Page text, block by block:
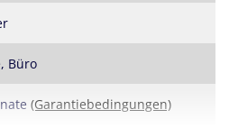
Büro
(Garantiebedingungen)